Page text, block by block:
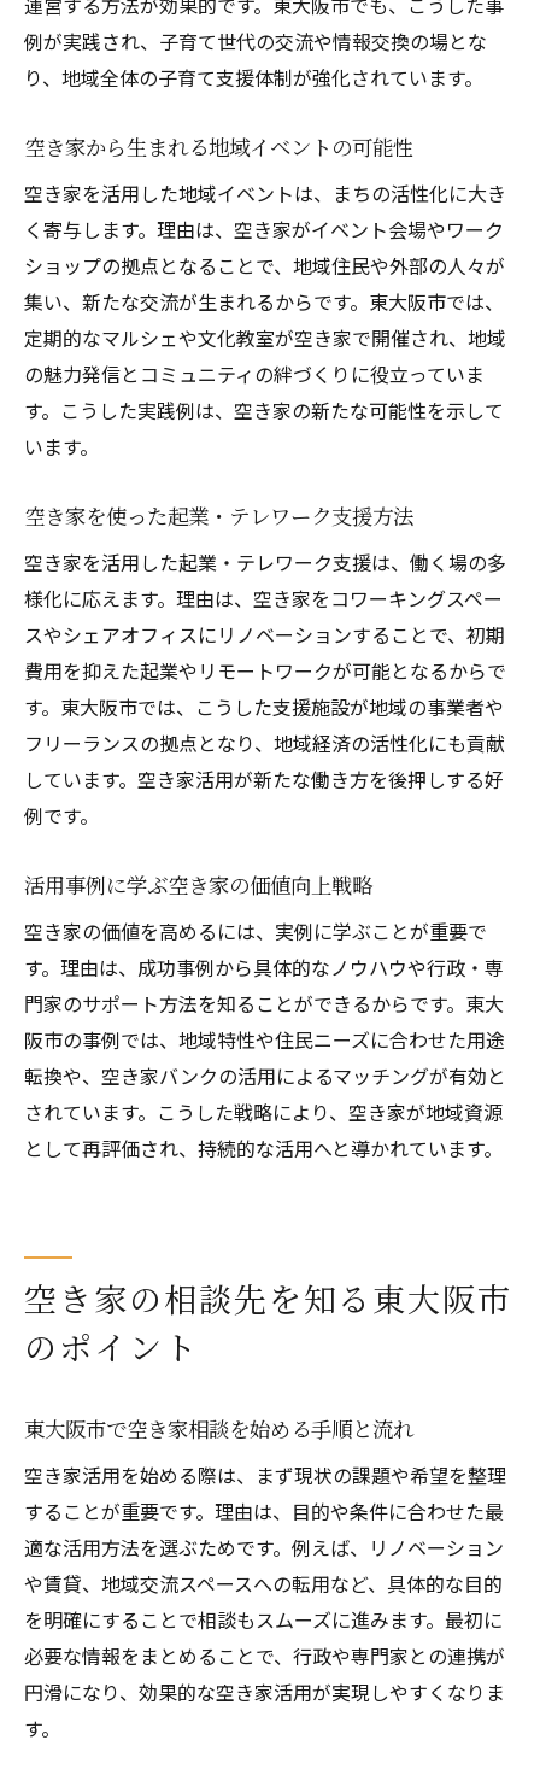
例が実践され、子育て世代の交流や情報交換の場とな
り、地域全体の子育て支援体制が強化されています。
空き家から生まれる地域イベントの可能性
空き家を活用した地域イベントは、まちの活性化に大き
く寄与します。理由は、空き家がイベント会場やワーク
ショップの拠点となることで、地域住民や外部の人々が
集い、新たな交流が生まれるからです。東大阪市では、
定期的なマルシェや文化教室が空き家で開催され、地域
の魅力発信とコミュニティの絆づくりに役立っていま
す。こうした実践例は、空き家の新たな可能性を示して
います。
空き家を使った起業・テレワーク支援方法
空き家を活用した起業・テレワーク支援は、働く場の多
様化に応えます。理由は、空き家をコワーキングスペー
スやシェアオフィスにリノベーションすることで、初期
費用を抑えた起業やリモートワークが可能となるからで
す。東大阪市では、こうした支援施設が地域の事業者や
フリーランスの拠点となり、地域経済の活性化にも貢献
しています。空き家活用が新たな働き方を後押しする好
例です。
活用事例に学ぶ空き家の価値向上戦略
空き家の価値を高めるには、実例に学ぶことが重要で
す。理由は、成功事例から具体的なノウハウや行政・専
門家のサポート方法を知ることができるからです。東大
阪市の事例では、地域特性や住民ニーズに合わせた用途
転換や、空き家バンクの活用によるマッチングが有効と
されています。こうした戦略により、空き家が地域資源
として再評価され、持続的な活用へと導かれています。
空き家の相談先を知る東大阪市
のポイント
東大阪市で空き家相談を始める手順と流れ
空き家活用を始める際は、まず現状の課題や希望を整理
することが重要です。理由は、目的や条件に合わせた最
適な活用方法を選ぶためです。例えば、リノベーション
や賃貸、地域交流スペースへの転用など、具体的な目的
を明確にすることで相談もスムーズに進みます。最初に
必要な情報をまとめることで、行政や専門家との連携が
円滑になり、効果的な空き家活用が実現しやすくなりま
す。